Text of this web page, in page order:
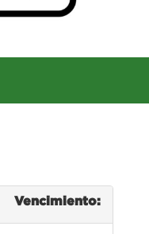
Vencimiento: